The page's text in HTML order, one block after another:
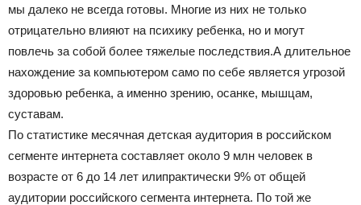
мы далеко не всегда готовы. Многие из них не только
отрицательно влияют на психику ребенка, но и могут
повлечь за собой более тяжелые последствия.А длительное
нахождение за компьютером само по себе является угрозой
здоровью ребенка, а именно зрению, осанке, мышцам,
суставам.
По статистике месячная детская аудитория в российском
сегменте интернета составляет около 9 млн человек в
возрасте от 6 до 14 лет илипрактически 9% от общей
аудитории российского сегмента интернета. По той же